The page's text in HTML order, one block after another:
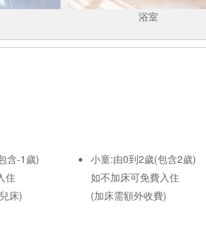
浴室
含-1歲)
住
床)
小童:由0到2歲(包含2歲)
如不加床可免費入住
(加床需額外收費)